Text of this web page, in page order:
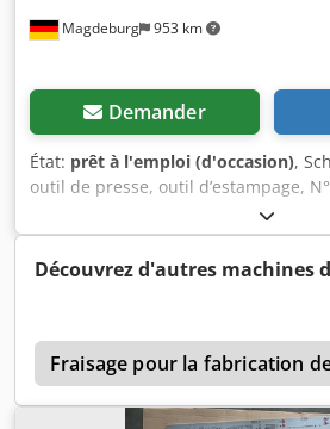
Magdeburg 953 km
Demander
État: prêt à l'emploi (d'occasion),
outil de presse, outil d’estampage,
290146-02, 299259, 290146, 293338,
299905, 296168, 293901, 280162,
290146-02, 296170, 296159, 297755,
Découvrez d'autres machines
Fraisage pour la fabrication